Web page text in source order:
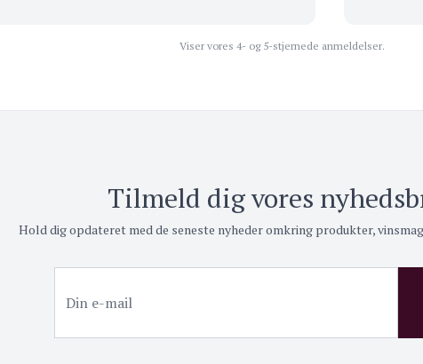
Viser vores 4- og 5-stjernede anmeldelser.
Tilmeld dig vores
Hold dig opdateret med de seneste nyheder omkring produkter,